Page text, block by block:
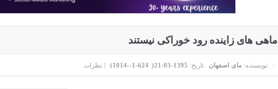
ماهی های زاینده رود خوراکی نیستند
نویسنده: مای اصفهان تاریخ: 1395-03-21(
624-1--1014
)
| نظرات :